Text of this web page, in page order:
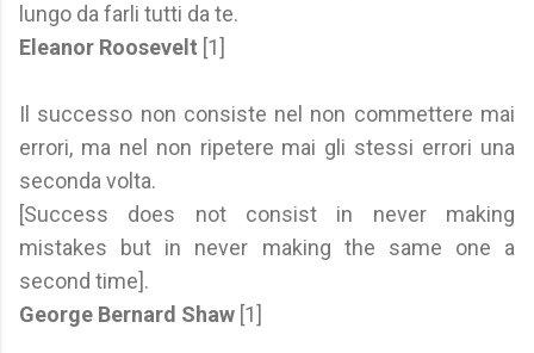
lungo da farli tutti da te.
Eleanor Roosevelt [1]
Il successo non consiste nel non commettere mai
errori, ma nel non ripetere mai gli stessi errori una
seconda volta.
[Success does not consist in never making
mistakes but in never making the same one a
second time].
George Bernard Shaw [1]